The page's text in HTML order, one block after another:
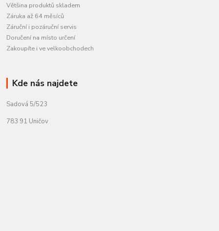
Většina produktů skladem
Záruka až 64 měsíců
Záruční i pozáruční servis
Doručení na místo určení
Zakoupíte i ve velkoobchodech
Kde nás najdete
Sadová 5/523
783 91 Uničov